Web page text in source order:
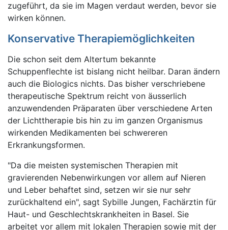
zugeführt, da sie im Magen verdaut werden, bevor sie
wirken können.
Konservative Therapiemöglichkeiten
Die schon seit dem Altertum bekannte
Schuppenflechte ist bislang nicht heilbar. Daran ändern
auch die Biologics nichts. Das bisher verschriebene
therapeutische Spektrum reicht von äusserlich
anzuwendenden Präparaten über verschiedene Arten
der Lichttherapie bis hin zu im ganzen Organismus
wirkenden Medikamenten bei schwereren
Erkrankungsformen.
"Da die meisten systemischen Therapien mit
gravierenden Nebenwirkungen vor allem auf Nieren
und Leber behaftet sind, setzen wir sie nur sehr
zurückhaltend ein", sagt Sybille Jungen, Fachärztin für
Haut- und Geschlechtskrankheiten in Basel. Sie
arbeitet vor allem mit lokalen Therapien sowie mit der